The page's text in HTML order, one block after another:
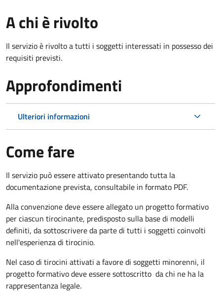
A chi è rivolto
Il servizio è rivolto a tutti i soggetti interessati in possesso dei
requisiti previsti.
Approfondimenti
Ulteriori informazioni
Come fare
Il servizio può essere attivato presentando tutta la
documentazione prevista, consultabile in formato PDF.
Alla convenzione deve essere allegato un progetto formativo
per ciascun tirocinante, predisposto sulla base di modelli
definiti, da sottoscrivere da parte di tutti i soggetti coinvolti
nell'esperienza di tirocinio.
Nel caso di tirocini attivati a favore di soggetti minorenni, il
progetto formativo deve essere sottoscritto da chi ne ha la
rappresentanza legale.